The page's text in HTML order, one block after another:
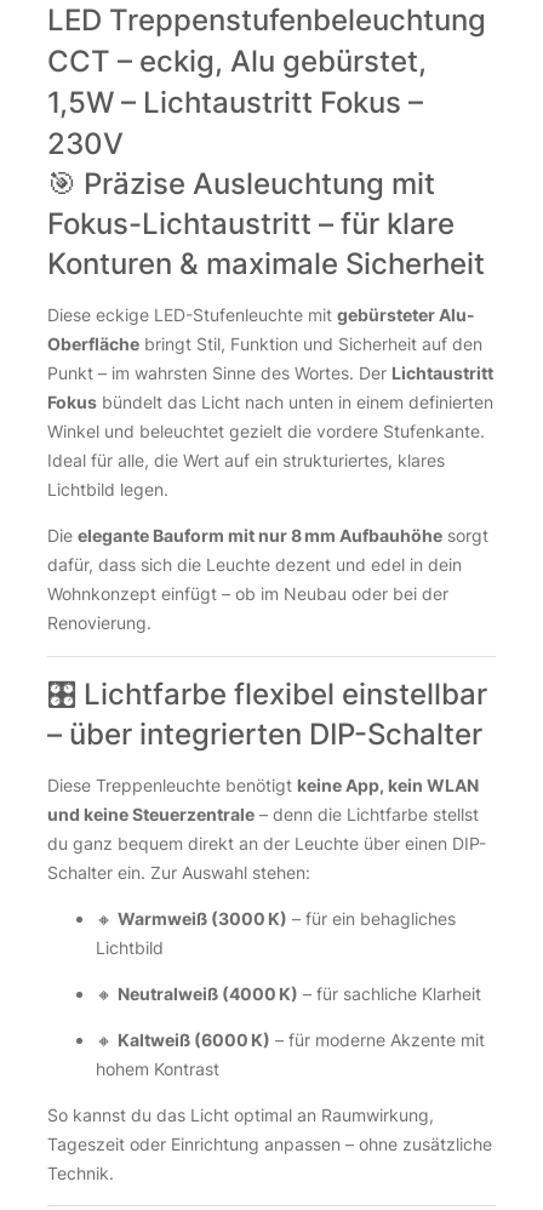
LED Treppenstufenbeleuchtung
CCT – eckig, Alu gebürstet,
1,5W – Lichtaustritt Fokus –
230V
🎯 Präzise Ausleuchtung mit
Fokus-Lichtaustritt – für klare
Konturen & maximale Sicherheit
Diese eckige LED-Stufenleuchte mit gebürsteter Alu-
Oberfläche bringt Stil, Funktion und Sicherheit auf den
Punkt – im wahrsten Sinne des Wortes. Der Lichtaustritt
Fokus bündelt das Licht nach unten in einem definierten
Winkel und beleuchtet gezielt die vordere Stufenkante.
Ideal für alle, die Wert auf ein strukturiertes, klares
Lichtbild legen.
Die elegante Bauform mit nur 8 mm Aufbauhöhe sorgt
dafür, dass sich die Leuchte dezent und edel in dein
Wohnkonzept einfügt – ob im Neubau oder bei der
Renovierung.
🎛️ Lichtfarbe flexibel einstellbar
– über integrierten DIP-Schalter
Diese Treppenleuchte benötigt keine App, kein WLAN
und keine Steuerzentrale – denn die Lichtfarbe stellst
du ganz bequem direkt an der Leuchte über einen DIP-
Schalter ein. Zur Auswahl stehen:
🔸 Warmweiß (3000 K) – für ein behagliches
Lichtbild
🔸 Neutralweiß (4000 K) – für sachliche Klarheit
🔸 Kaltweiß (6000 K) – für moderne Akzente mit
hohem Kontrast
So kannst du das Licht optimal an Raumwirkung,
Tageszeit oder Einrichtung anpassen – ohne zusätzliche
Technik.